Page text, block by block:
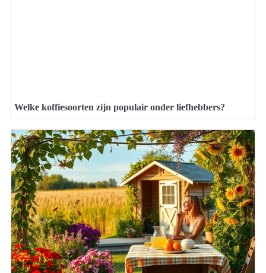
Welke koffiesoorten zijn populair onder liefhebbers?